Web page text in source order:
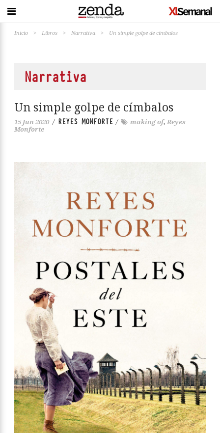
Inicio > Libros > Narrativa > Un simple golpe de címbalos
Narrativa
Un simple golpe de címbalos
15 Jun 2020 / REYES MONFORTE / making of, Reyes
Monforte